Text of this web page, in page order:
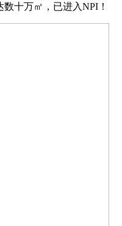
十万㎡，已进入NPI！